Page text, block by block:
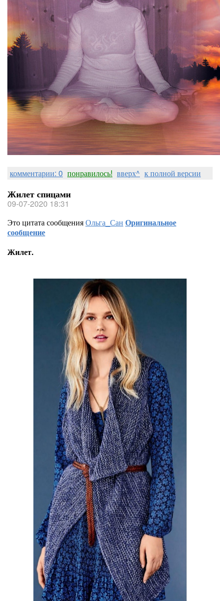
комментарии: 0 понравилось! вверх^ к полной версии
Жилет спицами
09-07-2020 18:31
Это цитата сообщенияОльга_Сан Оригинальное
сообщение
Жилет.